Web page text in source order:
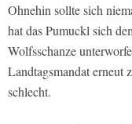
Ohnehin sollte sich
hat das Pumuckl sich
Wolfsschanze
Landtagsmandat erneut
schlecht.